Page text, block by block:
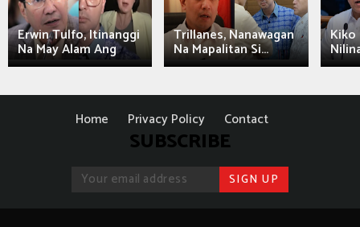
Erwin Tulfo, Itinanggi
Na May Alam Ang
Trillanes, Nanawagan
Na Mapalitan Si...
Kiko
Home Privacy Policy Contact
SUBSCRIBE